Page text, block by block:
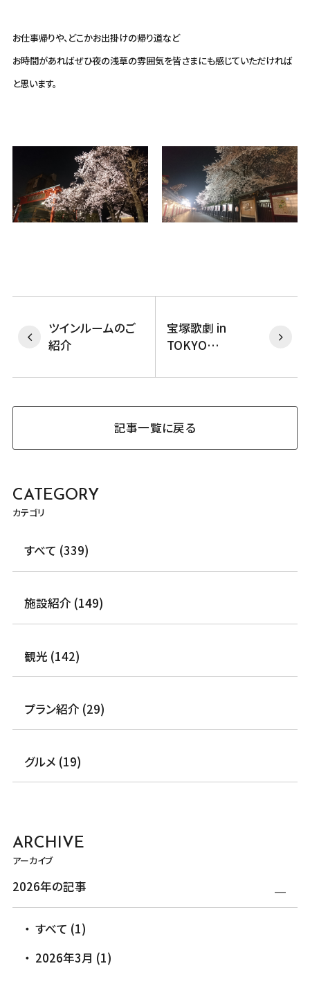
お仕事帰りや、どこかお出掛けの帰り道など
お時間があればぜひ夜の浅草の雰囲気を皆さまにも感じていただければ
と思います。
ツインルームのご
紹介
宝塚歌劇 in
TOKYO
記事一覧に戻る
CATEGORY
カテゴリ
すべて (339)
施設紹介 (149)
観光 (142)
プラン紹介 (29)
グルメ (19)
ARCHIVE
アーカイブ
2026年の記事
すべて (1)
2026年3月 (1)